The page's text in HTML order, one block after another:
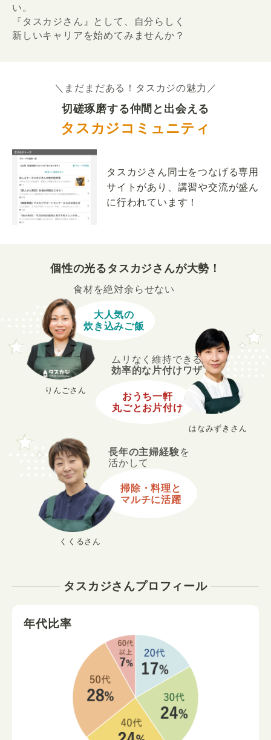
い。
『タスカジさん』として、自分らしく
新しいキャリアを始めてみませんか？
＼まだまだある！タスカジの魅力／
切磋琢磨する仲間と出会える
タスカジコミュニティ
タスカジさん同士をつなげる専用
サイトがあり、講習や交流が盛ん
に行われています！
個性の光るタスカジさんが大勢！
くくるさん
長年の主婦経験を
活かして
掃除・料理と
マルチに活躍
りんごさん
食材を絶対余らせない
大人気の
炊き込みご飯
はなみずきさん
ムリなく維持できる
効率的な片付けワザ
おうち一軒
丸ごとお片付け
タスカジさんプロフィール
年代比率